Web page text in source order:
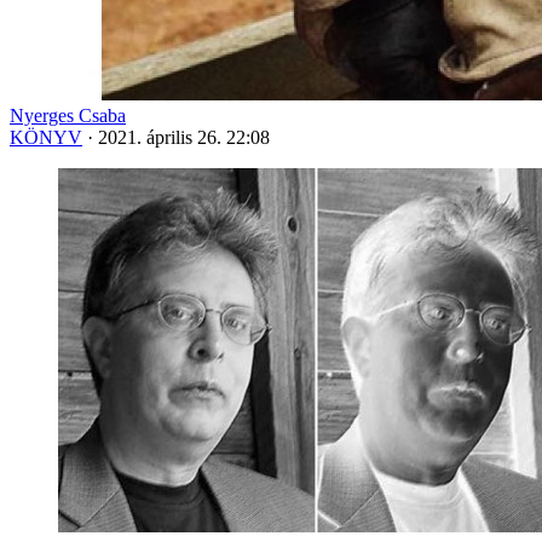
Nyerges Csaba
KÖNYV · 2021. április 26. 22:08